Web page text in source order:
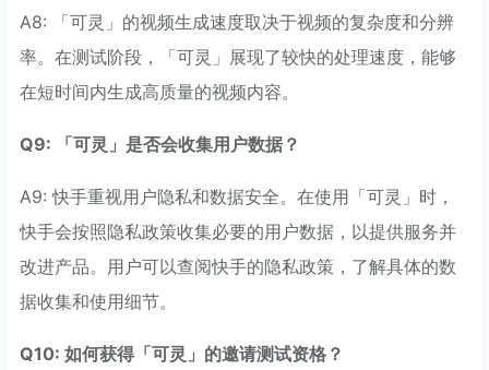
A8: 「可灵」的视频生成速度取决于视频的复杂度和分辨
率。在测试阶段，「可灵」展现了较快的处理速度，能够
在短时间内生成高质量的视频内容。
Q9: 「可灵」是否会收集用户数据？
A9: 快手重视用户隐私和数据安全。在使用「可灵」时，
快手会按照隐私政策收集必要的用户数据，以提供服务并
改进产品。用户可以查阅快手的隐私政策，了解具体的数
据收集和使用细节。
Q10: 如何获得「可灵」的邀请测试资格？